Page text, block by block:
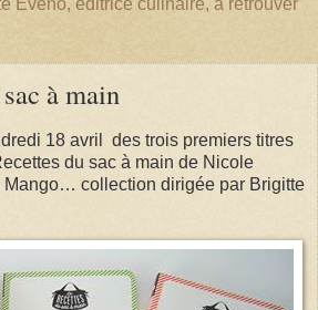
Eveno, éditrice culinaire, à retrouver
à main
18 avril des trois premiers titres
du sac à main de Nicole
Mango… collection dirigée par Brigitte